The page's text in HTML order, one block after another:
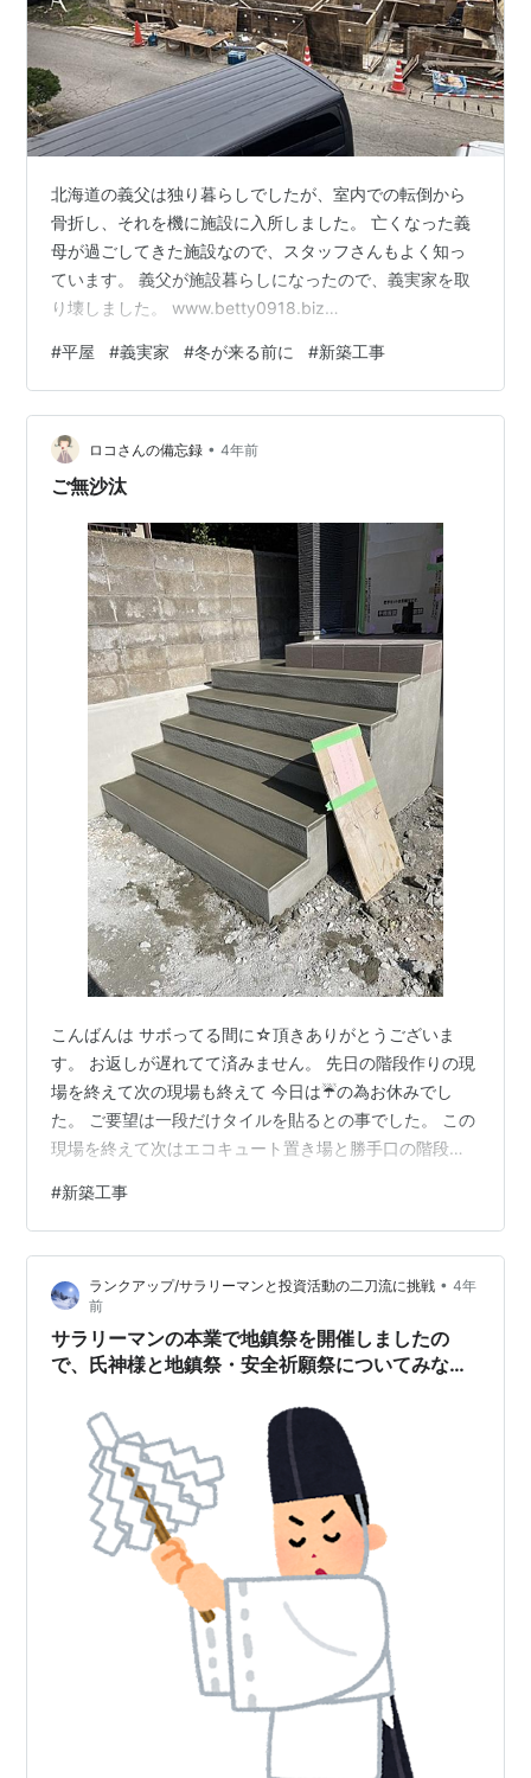
北海道の義父は独り暮らしでしたが、室内での転倒から
骨折し、それを機に施設に入所しました。 亡くなった義
母が過ごしてきた施設なので、スタッフさんもよく知っ
ています。 義父が施設暮らしになったので、義実家を取
り壊しました。 www.betty0918.biz
www.betty0918.biz 現在は、基礎の型枠設置中。 平屋建
てです。 完成するのは１１月下旬かな。 雪が降る前に完
成させないとね。 リンク リンク にほんブログ村 新築の
平屋。 完成しても、もう義父は家に戻ることはできない
だろうな。 施設暮らしはけっこう楽しんで…
#平屋 #義実家 #冬が来る前に #新築工事
ロコさんの備忘録 • 4年前
ご無沙汰
こんばんは サボってる間に☆頂きありがとうございま
す。 お返しが遅れてて済みません。 先日の階段作りの現
場を終えて次の現場も終えて 今日は☔の為お休みでし
た。 ご要望は一段だけタイルを貼るとの事でした。 この
現場を終えて次はエコキュート置き場と勝手口の階段作
現場だけどまだ大工さんが 終わってないので入れません
からまた別の現場で～す。 エコキュート置き場 勝手口の
階段作り 室内の壁塗り ここはクロス（壁紙）だけどピン
クのドット柄で可愛かったですよ。 ３０代からハードな
仕事ばかりやってきたのでもうシルバーだし 引退したい
のに忙しくなると夫に頼ま…
#新築工事
ランクアップ/サラリーマンと投資活動の二刀流に挑戦 • 4年
前
サラリーマンの本業で地鎮祭を開催しましたの
で、氏神様と地鎮祭・安全祈願祭についてみなさ